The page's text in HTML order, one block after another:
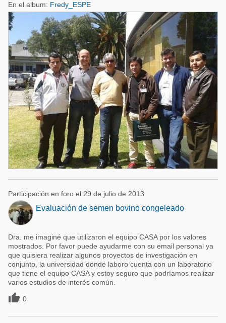
En el album: Fredy_ESPE
Participación en foro el 29 de julio de 2013
Evaluación de semen bovino congeleado
Dra. me imaginé que utilizaron el equipo CASA por los valores
mostrados. Por favor puede ayudarme con su email personal ya
que quisiera realizar algunos proyectos de investigación en
conjunto, la universidad donde laboro cuenta con un laboratorio
que tiene el equipo CASA y estoy seguro que podríamos realizar
varios estudios de interés común.
 0